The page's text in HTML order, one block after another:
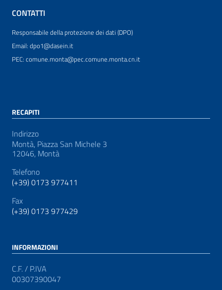
CONTATTI
Responsabile della protezione dei dati (DPO)
Email: dpo1@dasein.it
PEC: comune.monta@pec.comune.monta.cn.it
RECAPITI
Indirizzo
Montà, Piazza San Michele 3
12046, Montà
Telefono
(+39) 0173 977411
Fax
(+39) 0173 977429
INFORMAZIONI
C.F. / P.IVA
00307390047